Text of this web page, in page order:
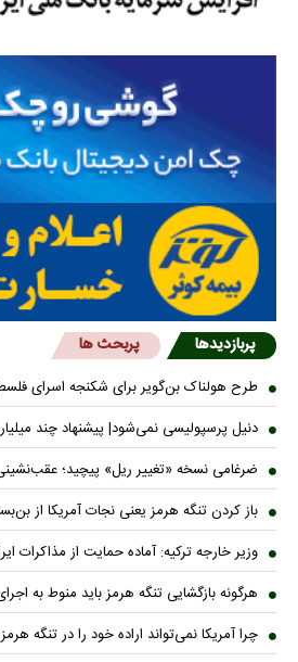
پربازدیدها پربحث ها
طرح هولناک بن‌گویر برای شکنجه اسرای
دنیل پرسپولیسی نمی‌شود| پیشنهاد چند
ضرغامی نسخه «تغییر ریل» پیچید؛
باز کردن تنگه هرمز یعنی نجات آمریکا از
وزیر خارجه ترکیه: آماده حمایت از مذاکرات
هرگونه بازگشایی تنگه هرمز باید منوط به
چرا آمریکا نمی‌تواند اراده خود را در تنگه